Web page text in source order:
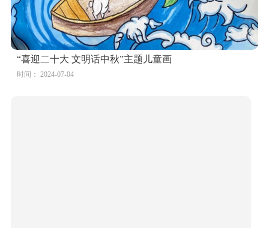
“喜迎二十大 文明话中秋”主题儿童画
时间： 2024-07-04